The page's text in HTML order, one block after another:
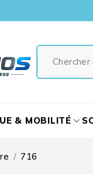
& MOBILITÉ
/ 716